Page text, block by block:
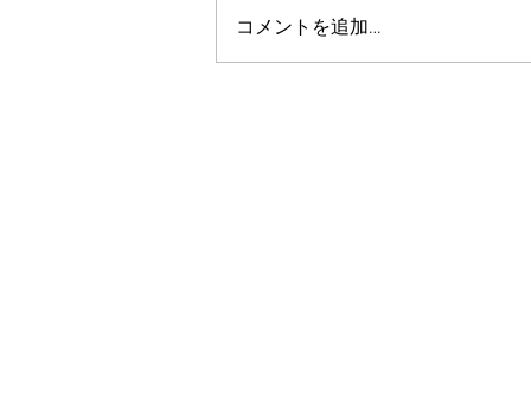
コメントを追加…